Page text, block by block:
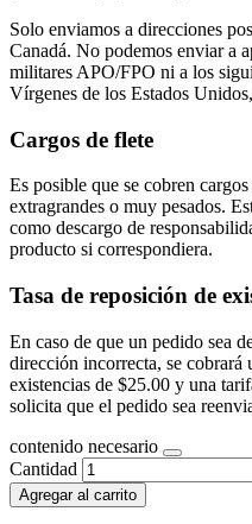
Solo enviamos a direcciones
Canadá. No podemos enviar a
militares APO/FPO ni a los
Vírgenes de los Estados
Cargos de flete
Es posible que se cobren
extragrandes o muy pesados.
como descargo de
producto si correspondiera.
Tasa de reposición de
En caso de que un pedido sea
dirección incorrecta, se cobrará
existencias de $25.00 y una
solicita que el pedido sea
contenido necesario
Cantidad
Agregar al carrito